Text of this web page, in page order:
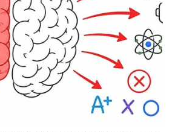
zahteva hrabrost.
jeste da ćete sada jasno videti gde
pokušaj da “popravite” nešto što
uči da ne morate sve da držite pod
je najveća snaga u tome da pustite.